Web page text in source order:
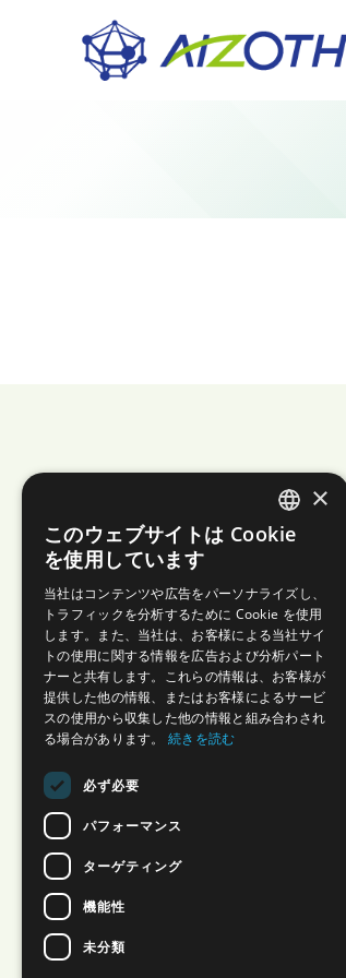
JAPANESE
×
このウェブサイトは Cookie
を使用しています
当社はコンテンツや広告をパーソナライズし、
トラフィックを分析するために Cookie を使用
します。また、当社は、お客様による当社サイ
トの使用に関する情報を広告および分析パート
ナーと共有します。これらの情報は、お客様が
提供した他の情報、またはお客様によるサービ
スの使用から収集した他の情報と組み合わされ
る場合があります。続きを読む
必ず必要
パフォーマンス
ターゲティング
機能性
未分類